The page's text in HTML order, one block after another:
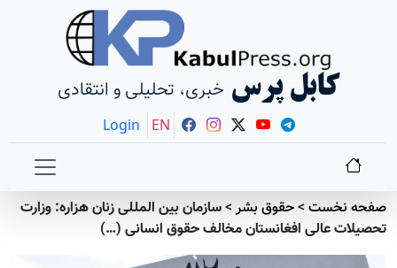
کابل پرس خبری، تحلیلی و انتقادی
Login EN
صفحه نخست>حقوق بشر>سازمان بین المللی زنان هزاره: وزارت
تحصیلات عالی افغانستان مخالف حقوق انسانی (…)